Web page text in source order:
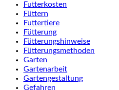
Futterkosten
Füttern
Futtertiere
Fütterung
Fütterungshinweise
Fütterungsmethoden
Garten
Gartenarbeit
Gartengestaltung
Gefahren